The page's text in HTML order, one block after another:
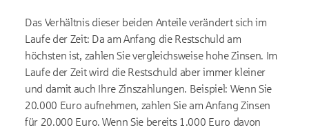
Das Verhältnis dieser beiden Anteile verändert sich im
Laufe der Zeit: Da am Anfang die Restschuld am
höchsten ist, zahlen Sie vergleichsweise hohe Zinsen. Im
Laufe der Zeit wird die Restschuld aber immer kleiner
und damit auch Ihre Zinszahlungen. Beispiel: Wenn Sie
20.000 Euro aufnehmen, zahlen Sie am Anfang Zinsen
für 20.000 Euro. Wenn Sie bereits 1.000 Euro davon